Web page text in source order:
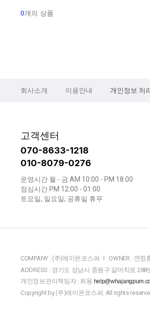
0개의 상품
회사소개 이용안내 개인정보 처
고객센터
070-8633-1218
010-8079-0276
운영시간 월 - 금 AM 10:00 - PM 18:00
점심시간 PM 12:00 - 01:00
토요일, 일요일, 공휴일 휴무
COMPANY : (주)에이온코스퍼 I OWNER : 연
ADDRESS : 경기도 성남시 중원구 갈마치로
개인정보관리책임자 : 최용
Copyright by (주)에이온코스퍼. All rights